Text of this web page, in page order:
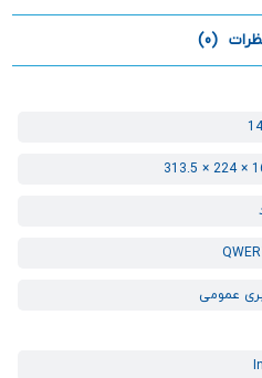
(0)
16.9
عمومی